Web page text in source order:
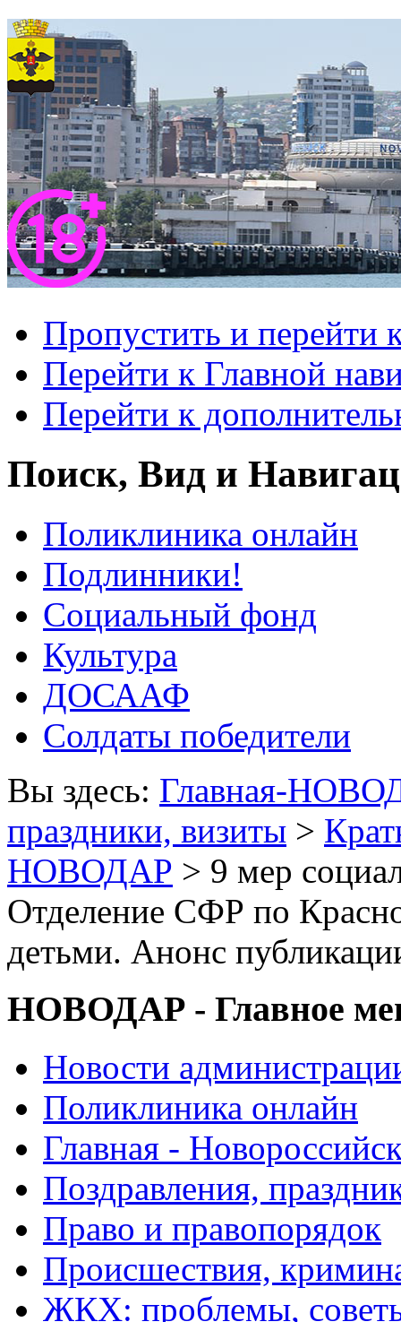
Пропустить и перейти
Перейти к Главной
Перейти к
Поиск, Вид и
Поликлиника онлайн
Подлинники!
Социальный фонд
Культура
ДОСААФ
Солдаты победители
Вы здесь: Главная-
праздники, визиты >
НОВОДАР > 9 мер
Отделение СФР по
детьми. Анонс
НОВОДАР - Главное
Новости
Поликлиника онлайн
Главная -
Поздравления,
Право и правопорядок
Происшествия,
ЖКХ: проблемы,